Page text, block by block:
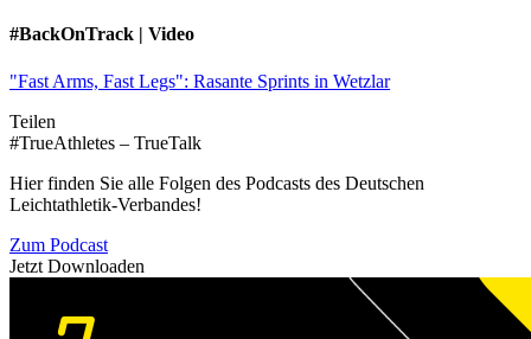
#BackOnTrack | Video
"Fast Arms, Fast Legs": Rasante Sprints in Wetzlar
Teilen
#TrueAthletes – TrueTalk
Hier finden Sie alle Folgen des Podcasts des Deutschen
Leichtathletik-Verbandes!
Zum Podcast
Jetzt Downloaden